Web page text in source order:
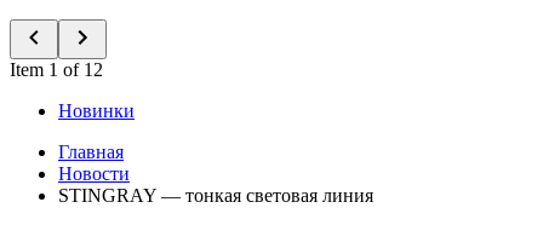
Item 1 of 12
Новинки
Главная
Новости
STINGRAY — тонкая световая линия